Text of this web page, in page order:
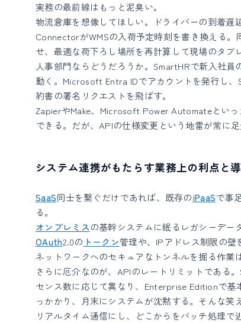
実務の最前線はもっと泥臭い。
物流倉庫を想像してほしい。ドライバーの到着遅
ConnectorがWMSの入荷予定時刻を書き換える
せ、最適な荷下ろし場所を再計算して現場のタブ
人事部門ならどうだろうか。SmartHRで新入社
動く。Microsoft Entra IDでアカウントを発行し
約書の署名リクエストを飛ばす。
ZapierやMake、Microsoft Power Automateといっ
できる。だが、APIの仕様変更という地雷が常に
システム連携がもたらす業務上の利点と
SaaS同士を繋ぐだけであれば、既存のiPaaSで事
る。
オンプレミスの基幹システムに眠るレガシーデー
OAuth2.0の トークン管理や、IPアドレス制限の壁
ネットワークへのセキュアなトンネルを掘る作業
さらに厄介なのが、APIのレートリミットである
センス数に応じて異なり、Enterprise Editionで
っかかり、月末にシステムが沈黙する。そんな
リアルタイム通信にし、どこからをバッチ処理で